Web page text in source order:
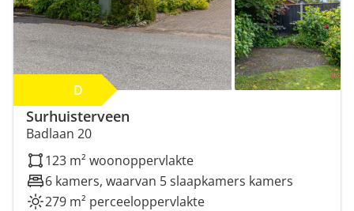
D
Surhuisterveen
Badlaan 20
123 m² woonoppervlakte
6 kamers, waarvan 5 slaapkamers kamers
279 m² perceeloppervlakte